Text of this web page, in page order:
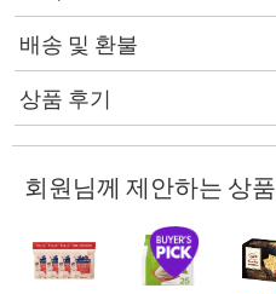
배송 및 환불
상품 후기
회원님께 제안하는 상품